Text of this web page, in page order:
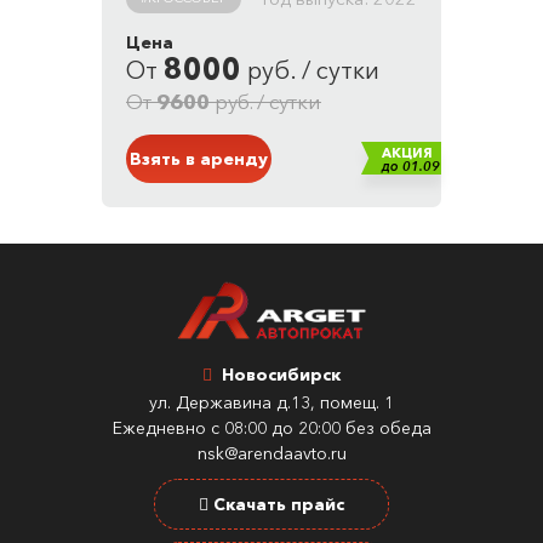
Привод: полный
Кузов: Внедорожник
Белый
Цена
От 8000 руб. / сутки
От9600руб. / сутки
Взять в аренду АКЦИЯ
до 01.09
Новосибирск
ул. Державина д.13, помещ. 1
Ежедневно с 08:00 до 20:00 без обеда
nsk@arendaavto.ru
Скачать прайс